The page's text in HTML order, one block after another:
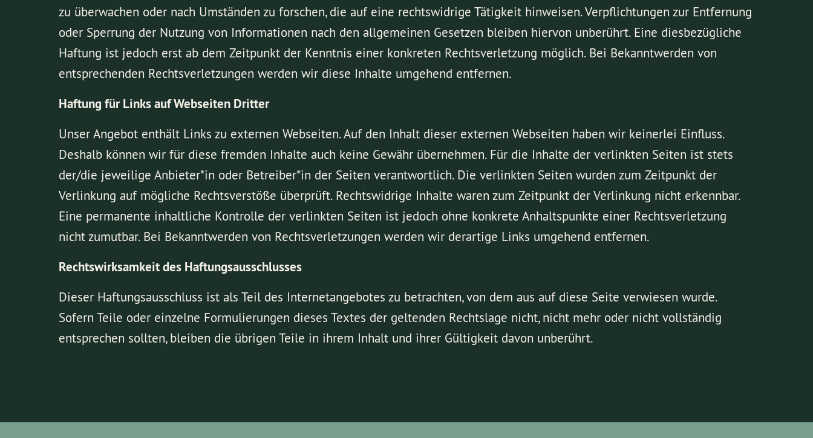
zu überwachen oder nach Umständen zu forschen, die auf eine rechtswidrige Tätigkeit hinweisen. Verpflichtungen zur Entfernung
oder Sperrung der Nutzung von Informationen nach den allgemeinen Gesetzen bleiben hiervon unberührt. Eine diesbezügliche
Haftung ist jedoch erst ab dem Zeitpunkt der Kenntnis einer konkreten Rechtsverletzung möglich. Bei Bekanntwerden von
entsprechenden Rechtsverletzungen werden wir diese Inhalte umgehend entfernen.
Haftung für Links auf Webseiten Dritter
Unser Angebot enthält Links zu externen Webseiten. Auf den Inhalt dieser externen Webseiten haben wir keinerlei Einfluss.
Deshalb können wir für diese fremden Inhalte auch keine Gewähr übernehmen. Für die Inhalte der verlinkten Seiten ist stets
der/die jeweilige Anbieter*in oder Betreiber*in der Seiten verantwortlich. Die verlinkten Seiten wurden zum Zeitpunkt der
Verlinkung auf mögliche Rechtsverstöße überprüft. Rechtswidrige Inhalte waren zum Zeitpunkt der Verlinkung nicht erkennbar.
Eine permanente inhaltliche Kontrolle der verlinkten Seiten ist jedoch ohne konkrete Anhaltspunkte einer Rechtsverletzung
nicht zumutbar. Bei Bekanntwerden von Rechtsverletzungen werden wir derartige Links umgehend entfernen.
Rechtswirksamkeit des Haftungsausschlusses
Dieser Haftungsausschluss ist als Teil des Internetangebotes zu betrachten, von dem aus auf diese Seite verwiesen wurde.
Sofern Teile oder einzelne Formulierungen dieses Textes der geltenden Rechtslage nicht, nicht mehr oder nicht vollständig
entsprechen sollten, bleiben die übrigen Teile in ihrem Inhalt und ihrer Gültigkeit davon unberührt.